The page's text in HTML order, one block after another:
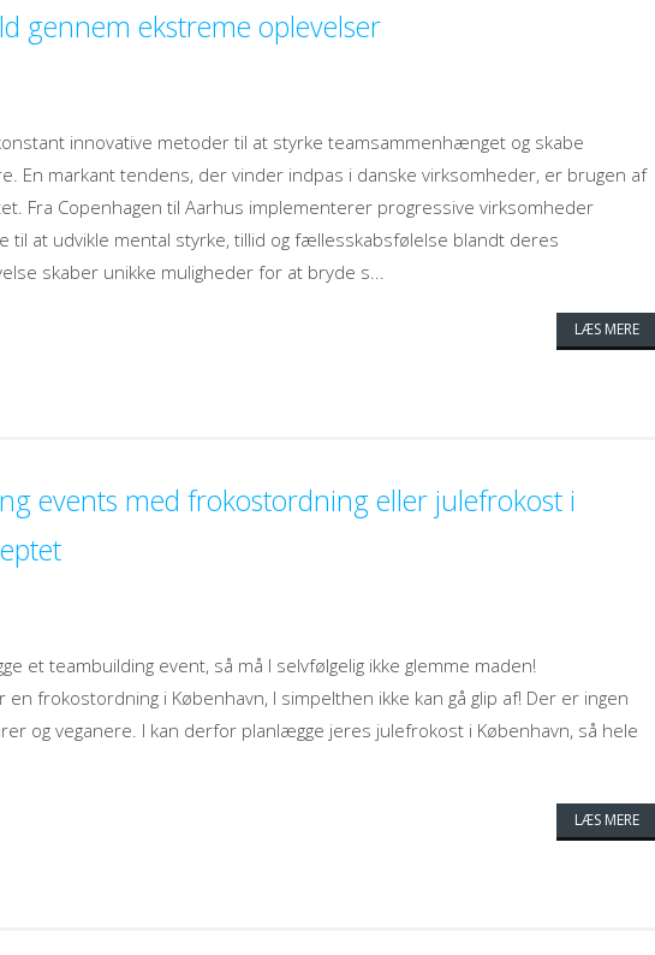
gennem ekstreme oplevelser
innovative metoder til at styrke teamsammenhænget og skabe
En markant tendens, der vinder indpas i danske virksomheder, er brugen af
Fra Copenhagen til Aarhus implementerer progressive virksomheder
til at udvikle mental styrke, tillid og fællesskabsfølelse blandt deres
skaber unikke muligheder for at bryde s...
LÆS MERE
events med frokostordning eller julefrokost i
et teambuilding event, så må I selvfølgelig ikke glemme maden!
en frokostordning i København, I simpelthen ikke kan gå glip af! Der er ingen
og veganere. I kan derfor planlægge jeres julefrokost i København, så hele
LÆS MERE